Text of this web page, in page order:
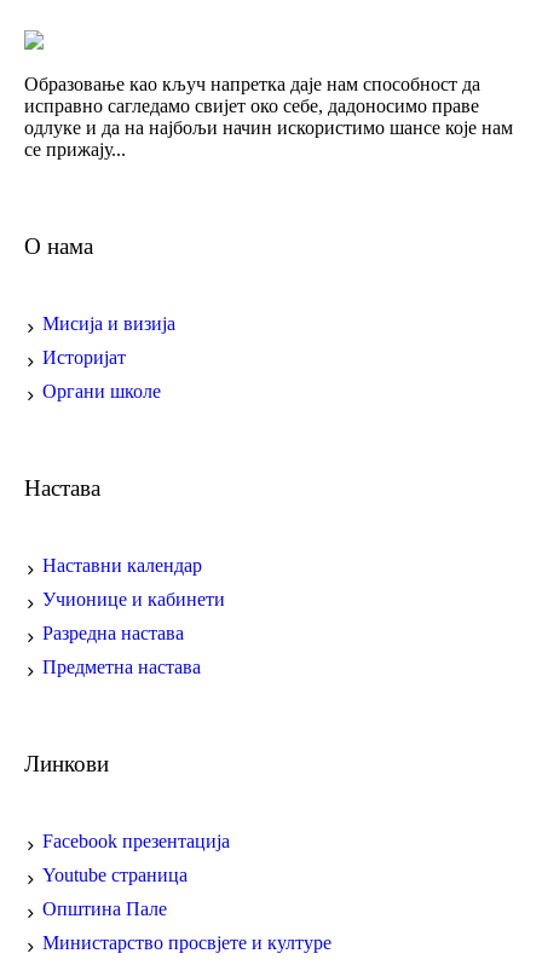
Образовање као кључ напретка даје нам способност да
исправно сагледамо свијет око себе, дадоносимо праве
одлуке и да на најбољи начин искористимо шансе које нам
се прижају...
О нама
Мисија и визија
Историјат
Органи школе
Настава
Наставни календар
Учионице и кабинети
Разредна настава
Предметна настава
Линкови
Facebook презентација
Youtube страница
Општина Пале
Министарство просвјете и културе